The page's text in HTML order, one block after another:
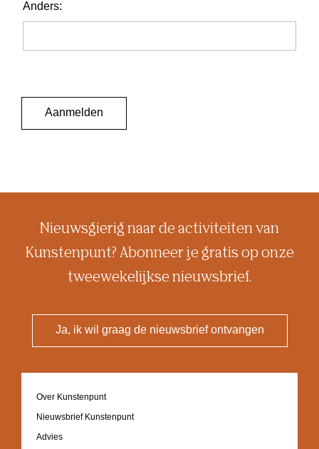
Anders:
Aanmelden
Nieuwsgierig naar de activiteiten van
Kunstenpunt? Abonneer je gratis op onze
tweewekelijkse nieuwsbrief.
Ja, ik wil graag de nieuwsbrief ontvangen
Footer
navigation
Over Kunstenpunt
Nieuwsbrief Kunstenpunt
Advies